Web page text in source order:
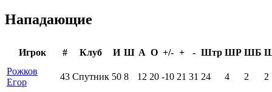
Нападающие
Игрок # Клуб И Ш А О +/- + - Штр ШР ШБ
Рожков
Егор
43 Спутник 50 8 12 20 -10 21 31 24 4 2
2